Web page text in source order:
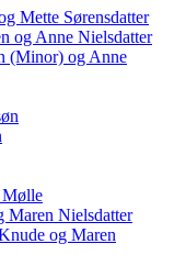
Mette Sørensdatter
og Anne Nielsdatter
(Minor) og Anne
Mølle
Maren Nielsdatter
og Maren